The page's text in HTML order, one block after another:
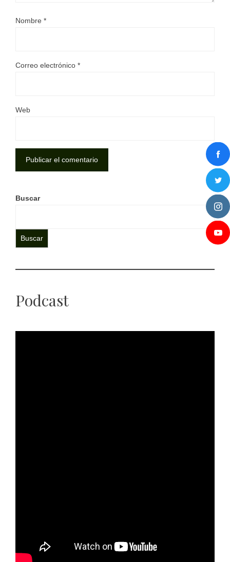
Nombre *
Correo electrónico *
Web
Buscar
Buscar
Podcast